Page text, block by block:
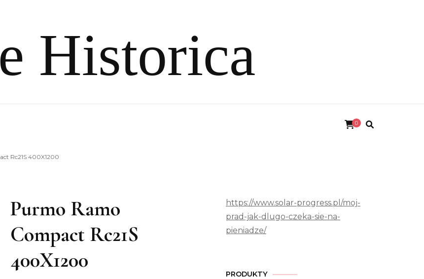
Historica
0
Rc21S 400X1200
Purmo Ramo
Compact Rc21S
400X1200
https://www.solar-progress.pl/moj-
prad-jak-dlugo-czeka-sie-na-
pieniadze/
PRODUKTY